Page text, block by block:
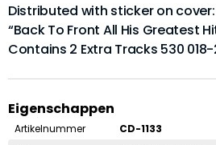
Distributed with sticker on cover:
“Back To Front All His Greatest
Contains 2 Extra Tracks 530 018-
Eigenschappen
Artikelnummer
CD-1133